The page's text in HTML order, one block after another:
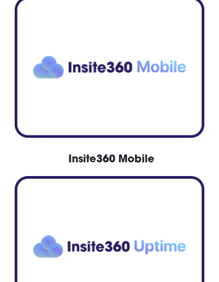
Insite360 Mobile